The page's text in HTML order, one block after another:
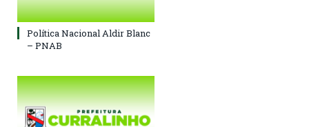
Política Nacional Aldir Blanc
– PNAB